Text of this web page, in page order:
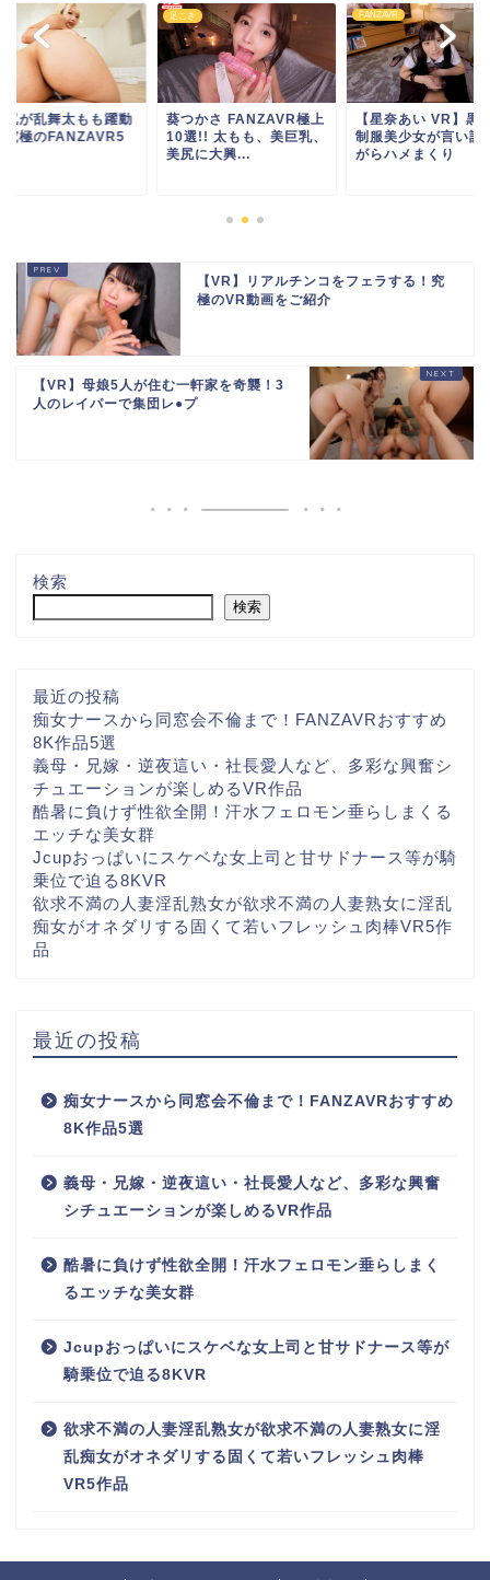
かさ FANZAVR極上
!! 太もも、美巨乳、
FANZAVR
【星奈あい VR】黒髪の
制服美少女が言い訳しな
がらハメまくり
足こき
美巨尻が乱舞太もも
する究極の
選
【VR】リアルチンコをフェラする！究
極のVR動画をご紹介
【VR】母娘5人が住む一軒家を奇襲！3
人のレイパーで集団レ●プ
検索
検索
最近の投稿
痴女ナースから同窓会不倫まで！FANZAVRおすすめ
8K作品5選
義母・兄嫁・逆夜這い・社長愛人など、多彩な興奮シ
チュエーションが楽しめるVR作品
酷暑に負けず性欲全開！汗水フェロモン垂らしまくる
エッチな美女群
Jcupおっぱいにスケベな女上司と甘サドナース等が騎
乗位で迫る8KVR
欲求不満の人妻淫乱熟女が欲求不満の人妻熟女に淫乱
痴女がオネダリする固くて若いフレッシュ肉棒VR5作
品
最近の投稿
痴女ナースから同窓会不倫まで！FANZAVRおすすめ
8K作品5選
義母・兄嫁・逆夜這い・社長愛人など、多彩な興奮
シチュエーションが楽しめるVR作品
酷暑に負けず性欲全開！汗水フェロモン垂らしまく
るエッチな美女群
Jcupおっぱいにスケベな女上司と甘サドナース等が
騎乗位で迫る8KVR
欲求不満の人妻淫乱熟女が欲求不満の人妻熟女に淫
乱痴女がオネダリする固くて若いフレッシュ肉棒
VR5作品